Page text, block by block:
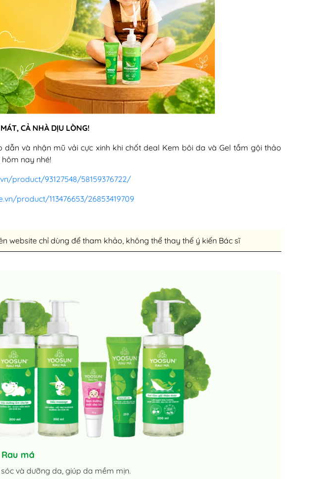
CẢ NHÀ DỊU LÒNG!
dẫn và nhận mũ vải cực xinh khi chốt deal Kem bôi da và Gel tắm gội thảo
nay nhé!
product/93127548/58159376722/
product/113476653/26853419709
website chỉ dùng để tham khảo, không thể thay thế ý kiến Bác sĩ
má
và dưỡng da, giúp da mềm mịn.